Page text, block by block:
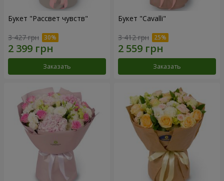
Букет "Рассвет чувств"
3 427 грн
Заказать
Букет "Cаvalli"
3 412 грн
Заказать